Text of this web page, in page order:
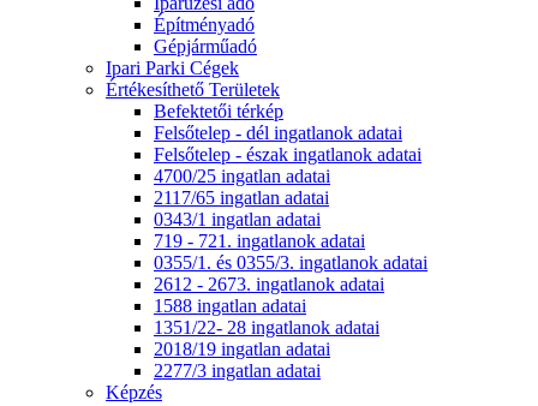
Építményadó
Gépjárműadó
Ipari Parki Cégek
Értékesíthető Területek
Befektetői térkép
Felsőtelep - dél ingatlanok adatai
Felsőtelep - észak ingatlanok adatai
4700/25 ingatlan adatai
2117/65 ingatlan adatai
0343/1 ingatlan adatai
719 - 721. ingatlanok adatai
0355/1. és 0355/3. ingatlanok adatai
2612 - 2673. ingatlanok adatai
1588 ingatlan adatai
1351/22- 28 ingatlanok adatai
2018/19 ingatlan adatai
2277/3 ingatlan adatai
Képzés